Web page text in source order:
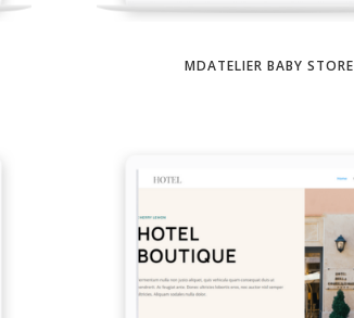
MDATELIER BABY STORE